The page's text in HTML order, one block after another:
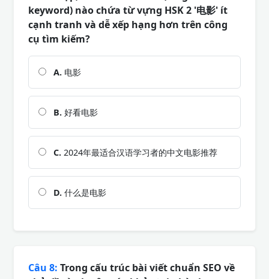
keyword) nào chứa từ vựng HSK 2 '电影' ít
cạnh tranh và dễ xếp hạng hơn trên công
cụ tìm kiếm?
A. 电影
B. 好看电影
C. 2024年最适合汉语学习者的中文电影推荐
D. 什么是电影
Câu 8: Trong cấu trúc bài viết chuẩn SEO về